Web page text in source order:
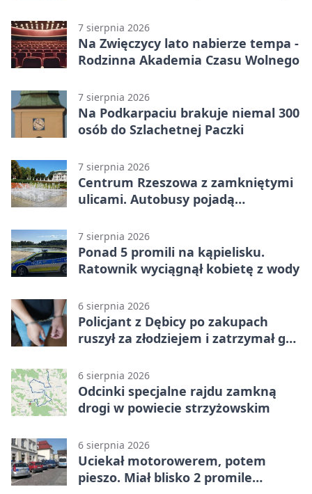
7 sierpnia 2026
Na Zwięczycy lato nabierze tempa -
Rodzinna Akademia Czasu Wolnego
7 sierpnia 2026
Na Podkarpaciu brakuje niemal 300
osób do Szlachetnej Paczki
7 sierpnia 2026
Centrum Rzeszowa z zamkniętymi
ulicami. Autobusy pojadą
7 sierpnia 2026
Ponad 5 promili na kąpielisku.
Ratownik wyciągnął kobietę z wody
6 sierpnia 2026
Policjant z Dębicy po zakupach
ruszył za złodziejem i zatrzymał go
6 sierpnia 2026
Odcinki specjalne rajdu zamkną
drogi w powiecie strzyżowskim
6 sierpnia 2026
Uciekał motorowerem, potem
pieszo. Miał blisko 2 promile